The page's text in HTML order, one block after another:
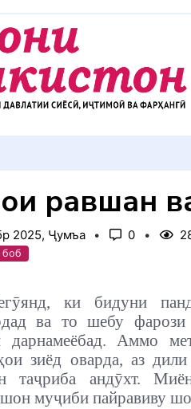
ДИҲЕМ
равшан
2025, Ҷумъа 0
боб
ки бидуни
ва то шебу
дарнамеёбад. Аммо
зиёд оварда, аз
таҷриба андӯхт.
муҷиби пайравиву